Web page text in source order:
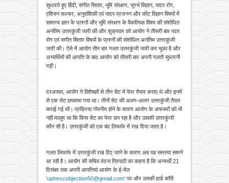
सुधारते हुए हिंदी, संगीत सितार, भूमि संरक्षण, भूगर्भ विज्ञान, पादप रोग,
एशियन कल्चर, अनुवांशिकी एवं पादप प्रजनन और कीट विज्ञान विषयों में
सामान्य ज्ञान के प्रश्नों और भूमि संरक्षण के वैकल्पिक विषय की संशोधित
अनंतिम उत्तरकुंजी जारी की और शुक्रवार को आयोग ने तीसरी बार पदप
रोग एवं सगीत सितार विषयों के प्रश्नों की संशोधित अनंतिम उत्तरकुंजी
जारी की। ऐसे में आयोग तीन बार गलत उत्तरकुंजी जारी कर चुका है और
अभ्यर्थियों की आपत्ति के बाद आयोग को तीसरी बार अपनी गलती सुधारनी
पड़ी।
दरअसल, आयोग ने विशेषज्ञों से तीन सेट में पेपर तैयार कराए थे और इनमें
से एक सेट छपवाया गया था। तीनों सेट की अलग-अलग उत्तरकुंजी तैयार
कराई गई थी। प्रक्रिया गोपनीय होने के कारण आयोग के अफसरों को भी
नहीं मालूम था कि किस सेट का पेपर छप रहा है और उसकी उत्तरकुंजी
कौन सी है। उत्तरकुंजी को एक बंद लिफाफे में रख दिया जाता है।
गलत लिफाफे में उत्तरकुंजी रख दिए जाने के कारण अब यह समस्या सामने
आ रही है। आयोग की सचिव वंदना त्रिपाठी का कहना है कि अभ्यर्थी 21
दिसंबर तक अपनी आपत्तियां आयोग के ई-मेल
‘uphescobjection50@gmail.com’ पर और उसकी हार्ड कॉपी